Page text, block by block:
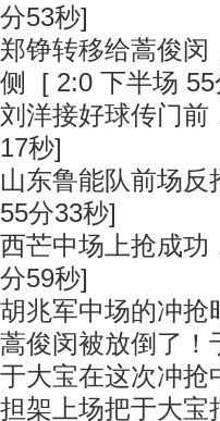
分53秒]
郑铮转移给蒿俊闵
侧
[ 2:0 下半场 55
刘洋接好球传门前
17秒]
山东鲁能队前场
55分33秒]
西芒中场上抢成功
分59秒]
胡兆军中场的冲抢
蒿俊闵被放倒了！
于大宝在这次冲抢
担架上场把于大宝